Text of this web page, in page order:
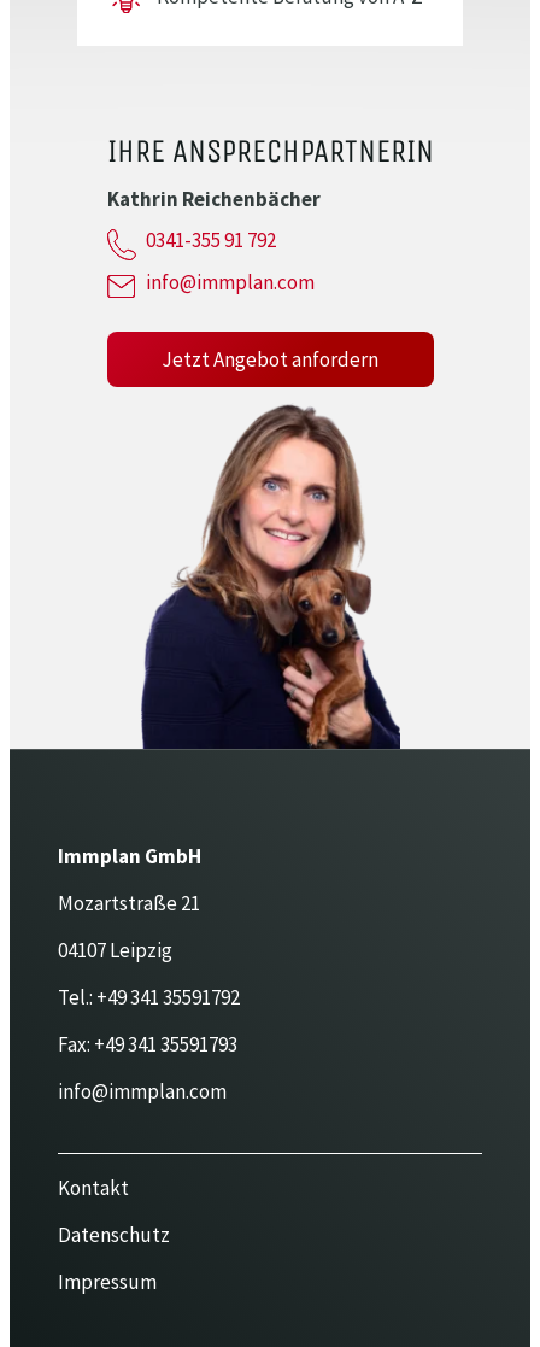
IHRE ANSPRECHPARTNERIN
Kathrin Reichenbächer
0341-355 91 792
info@immplan.com
Jetzt Angebot anfordern
Immplan GmbH
Mozartstraße 21
04107 Leipzig
Tel.: +49 341 35591792
Fax: +49 341 35591793
info@immplan.com
Kontakt
Datenschutz
Impressum